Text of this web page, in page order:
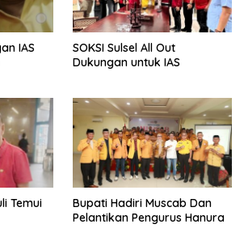
IAS
SOKSI Sulsel All Out
Dukungan untuk IAS
Temui
Bupati Hadiri Muscab Dan
Pelantikan Pengurus Hanura